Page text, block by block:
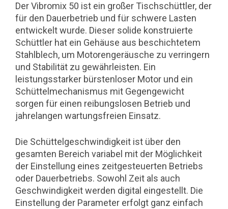
Der Vibromix 50 ist ein großer Tischschüttler, der
für den Dauerbetrieb und für schwere Lasten
entwickelt wurde. Dieser solide konstruierte
Schüttler hat ein Gehäuse aus beschichtetem
Stahlblech, um Motorengeräusche zu verringern
und Stabilität zu gewährleisten. Ein
leistungsstarker bürstenloser Motor und ein
Schüttelmechanismus mit Gegengewicht
sorgen für einen reibungslosen Betrieb und
jahrelangen wartungsfreien Einsatz.
Die Schüttelgeschwindigkeit ist über den
gesamten Bereich variabel mit der Möglichkeit
der Einstellung eines zeitgesteuerten Betriebs
oder Dauerbetriebs. Sowohl Zeit als auch
Geschwindigkeit werden digital eingestellt. Die
Einstellung der Parameter erfolgt ganz einfach